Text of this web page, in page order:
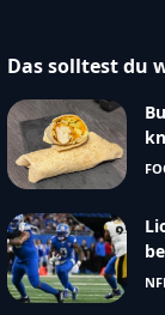
Das solltest du